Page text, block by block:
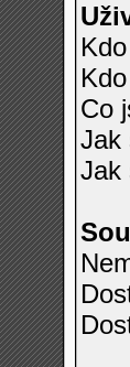
Co
Jak
Jak